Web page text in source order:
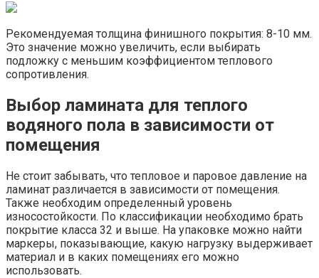
Рекомендуемая толщина финишного покрытия: 8-10 мм.
Это значение можно увеличить, если выбирать
подложку с меньшим коэффициентом теплового
сопротивления.
Выбор ламината для теплого
водяного пола в зависимости от
помещения
Не стоит забывать, что тепловое и паровое давление на
ламинат различается в зависимости от помещения.
Также необходим определенный уровень
износостойкости. По классификации необходимо брать
покрытие класса 32 и выше. На упаковке можно найти
маркеры, показывающие, какую нагрузку выдерживает
материал и в каких помещениях его можно
использовать.